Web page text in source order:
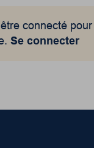
connecté
Se connecter